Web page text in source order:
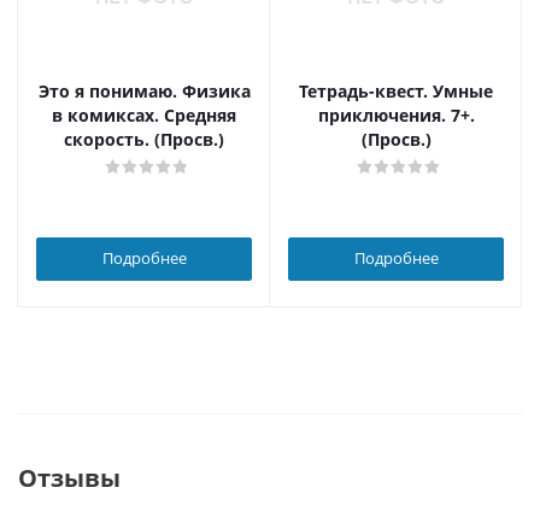
Это я понимаю. Физика
в комиксах. Средняя
скорость. (Просв.)
Подробнее
Тетрадь-квест. Умные
приключения. 7+.
(Просв.)
Подробнее
Отзывы